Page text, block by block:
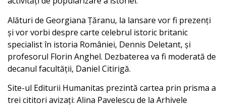
Alături de Georgiana Țăranu, la lansare vor fi prezenți
și vor vorbi despre carte celebrul istoric britanic
specialist în istoria României, Dennis Deletant, și
profesorul Florin Anghel. Dezbaterea va fi moderată de
decanul facultății, Daniel Citirigă.
Site-ul Editurii Humanitas prezintă cartea prin prisma a
trei cititori avizați: Alina Pavelescu de la Arhivele